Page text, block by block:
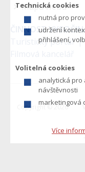
ČINNOST
Turistický portál
Menu
zápatí
Mapa webu
Copyright © 2026
Technická cookies
nutná pro
udržení
přihlášení,
Volitelná cookies
analytická
návštěvnosti
marketingová
Více